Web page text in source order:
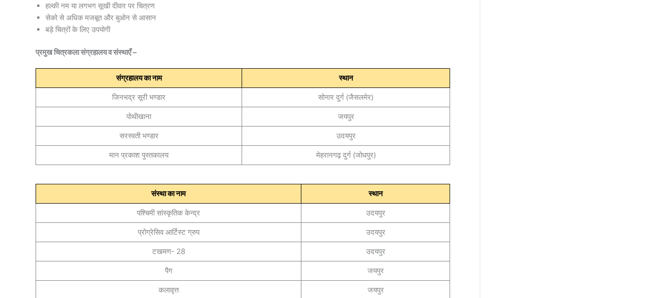
हल्की नम या लगभग सूखी दीवार पर चित्रण
सेको से अधिक मजबूत और बुओन से आसान
बड़े चित्रों के लिए उपयोगी
प्रमुख चित्रकला संग्रहालय व संस्थाएँ –
संग्रहालय का नाम स्थान
जिनभद्र सूरी भण्डार सोनार दुर्ग (जैसलमेर)
पोथीखाना जयपुर
सरस्वती भण्डार उदयपुर
मान प्रकाश पुस्तकालय मेहरानगढ़ दुर्ग (जोधपुर)
संस्था का नाम स्थान
पश्चिमी सांस्कृतिक केन्द्र उदयपुर
प्रोग्रेसिव आर्टिस्ट ग्रुप उदयपुर
टखमण- 28 उदयपुर
पैग जयपुर
कलावृत्त जयपुर